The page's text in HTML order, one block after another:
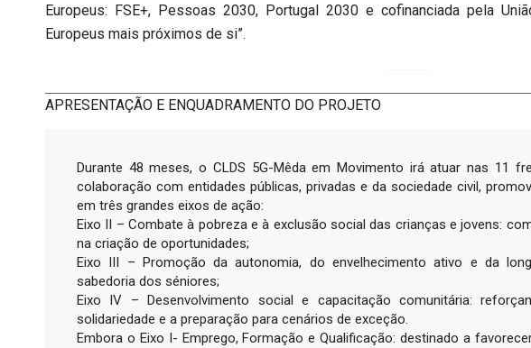
Europeus: FSE+, Pessoas 2030, Portugal 2030 e cofinanciada pela
Europeus mais próximos de si”.
APRESENTAÇÃO E ENQUADRAMENTO DO PROJETO
Durante 48 meses, o CLDS 5G-Mêda em Movimento irá atuar nas 11
colaboração com entidades públicas, privadas e da sociedade civil,
em três grandes eixos de ação:
Eixo II – Combate à pobreza e à exclusão social das crianças e jovens:
na criação de oportunidades;
Eixo III – Promoção da autonomia, do envelhecimento ativo e da
sabedoria dos séniores;
Eixo IV – Desenvolvimento social e capacitação comunitária:
solidariedade e a preparação para cenários de exceção.
Embora o Eixo I- Emprego, Formação e Qualificação: destinado a